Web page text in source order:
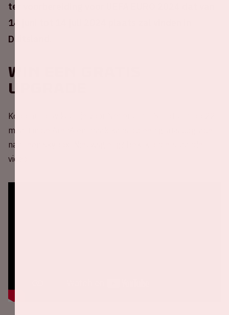
ter voorbereiding voor UEFA EURO 2024 dat van
14 juni tot 14 juli 2024 plaats zal vinden in
Duitsland.
Win een gratis
upgrade
Koop nu jouw kaartje voor Nederland - Schotland op 22
maart in de ArenA en maak kans op een gratis upgrade
naar een skybox! Nieuwsgierig? Bekijk onderstaande
video!